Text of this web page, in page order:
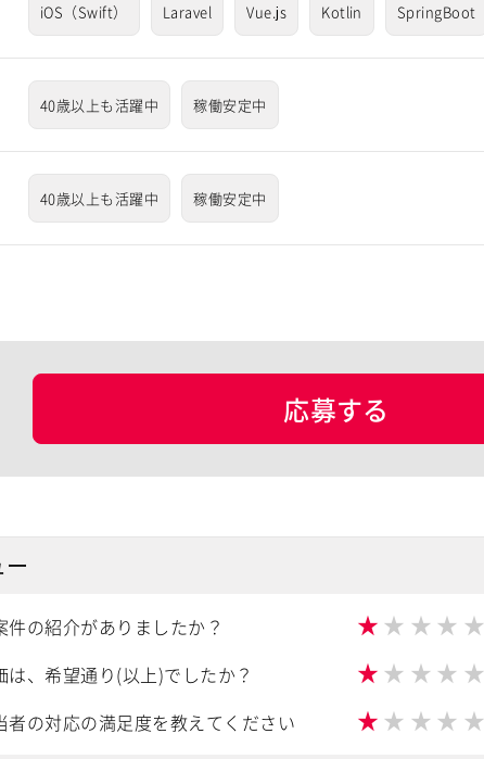
iOS（Swift） Laravel Vue.js Kotlin SpringBoot
40歳以上も活躍中 稼働安定中
40歳以上も活躍中 稼働安定中
応募する
件の紹介がありましたか？ ★ ★ ★ ★ ★
、希望通り(以上)でしたか？ ★ ★ ★ ★ ★
者の対応の満足度を教えてください ★ ★ ★ ★ ★